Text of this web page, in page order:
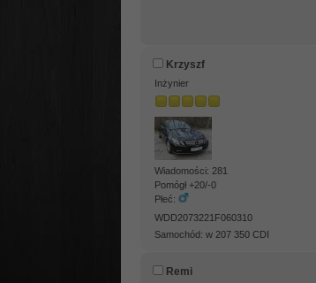
Krzyszf
Inżynier
Wiadomości: 281
Pomógł +20/-0
Płeć:
WDD2073221F060310
Samochód: w 207 350 CDI
Remi